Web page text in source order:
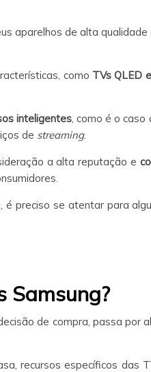
aparelhos de alta
como TVs QLED
inteligentes, como é o
de streaming.
a alta reputação e
preciso se atentar para
Samsung?
de compra, passa por
recursos específicos das